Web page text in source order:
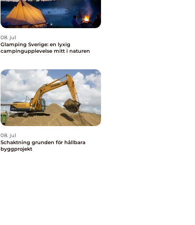
08. jul
Glamping Sverige: en lyxig
campingupplevelse mitt i naturen
08. jul
Schaktning grunden för hållbara
byggprojekt